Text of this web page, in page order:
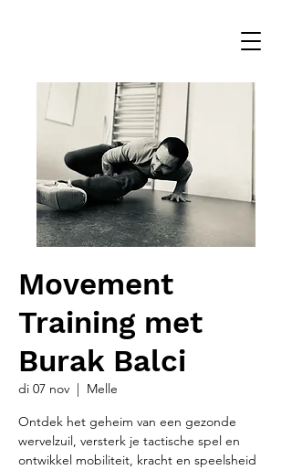
Movement
Training met
Burak Balci
di 07 nov
  |
Melle
Ontdek het geheim van een gezonde
wervelzuil, versterk je tactische spel en
ontwikkel mobiliteit, kracht en speelsheid